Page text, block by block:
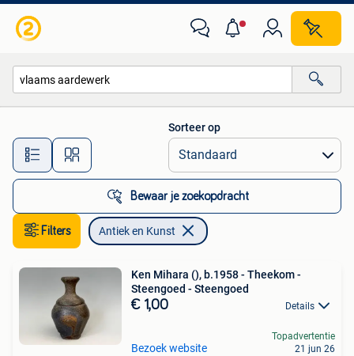
Alle afstanden…
Sorteer op
Bewaar je zoekopdracht
Filters Antiek en Kunst
Ken Mihara (), b.1958 - Theekom -
Steengoed - Steengoed
€ 1,00 Details
Bezoek website
Topadvertentie
21 jun 26